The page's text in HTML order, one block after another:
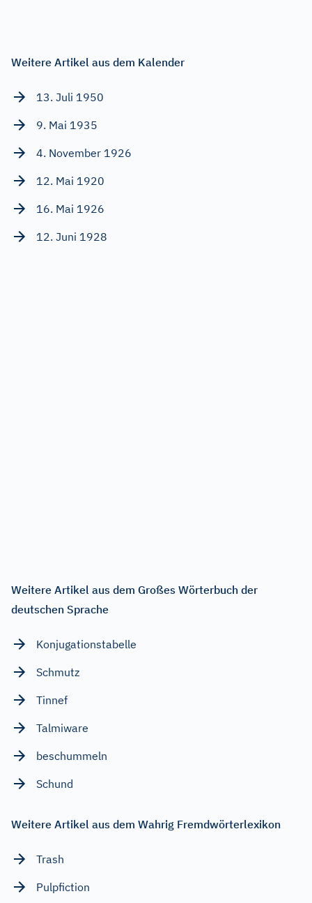
Weitere Artikel aus dem Kalender
13. Juli 1950
9. Mai 1935
4. November 1926
12. Mai 1920
16. Mai 1926
12. Juni 1928
Weitere Artikel aus dem Großes Wörterbuch der
deutschen Sprache
Konjugationstabelle
Schmutz
Tinnef
Talmiware
beschummeln
Schund
Weitere Artikel aus dem Wahrig Fremdwörterlexikon
Trash
Pulpfiction